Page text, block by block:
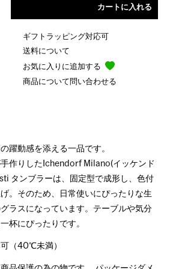
ギフトラッピング対応可
送料について
お気に入りに追加する
商品について問い合わせる
躍動感を添える一品です。
作りしたIchendorf Milano(イッケンド
タンブラーは、固定型で成形し、色付
。そのため、日常使いにぴったりな生
ラスになっています。テーブルや気分
杯にぴったりです。
（40℃未満）